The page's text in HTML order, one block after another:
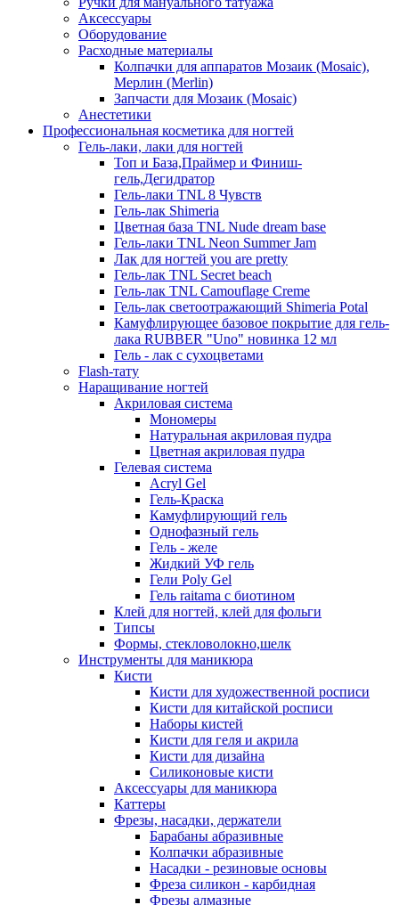
Аксессуары
Оборудование
Расходные материалы
Колпачки для аппаратов Мозаик (Mosaic),
Мерлин (Merlin)
Запчасти для Мозаик (Mosaic)
Анестетики
Профессиональная косметика для ногтей
Гель-лаки, лаки для ногтей
Топ и База,Праймер и Финиш-
гель,Дегидратор
Гель-лаки TNL 8 Чувств
Гель-лак Shimeria
Цветная база TNL Nude dream base
Гель-лаки TNL Neon Summer Jam
Лак для ногтей you are pretty
Гель-лак TNL Secret beach
Гель-лак TNL Camouflage Creme
Гель-лак светоотражающий Shimeria Potal
Камуфлирующее базовое покрытие для гель-
лака RUBBER "Uno" новинка 12 мл
Гель - лак с сухоцветами
Flash-тату
Наращивание ногтей
Акриловая система
Мономеры
Натуральная акриловая пудра
Цветная акриловая пудра
Гелевая система
Acryl Gel
Гель-Краска
Камуфлирующий гель
Однофазный гель
Гель - желе
Жидкий УФ гель
Гели Poly Gel
Гель raitama с биотином
Клей для ногтей, клей для фольги
Типсы
Формы, стекловолокно,шелк
Инструменты для маникюра
Кисти
Кисти для художественной росписи
Кисти для китайской росписи
Наборы кистей
Кисти для геля и акрила
Кисти для дизайна
Силиконовые кисти
Аксессуары для маникюра
Каттеры
Фрезы, насадки, держатели
Барабаны абразивные
Колпачки абразивные
Насадки - резиновые основы
Фреза силикон - карбидная
Фрезы алмазные